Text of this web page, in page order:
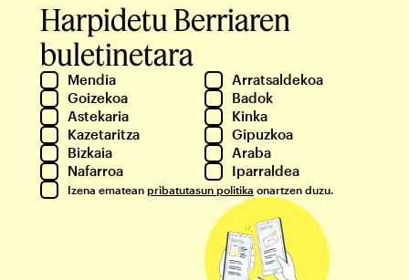
Harpidetu Berriaren
buletinetara
Mendia
Arratsaldekoa
Goizekoa
Badok
Astekaria
Kinka
Kazetaritza
Gipuzkoa
Bizkaia
Araba
Nafarroa
Iparraldea
Izena ematean pribatutasun politika onartzen duzu.